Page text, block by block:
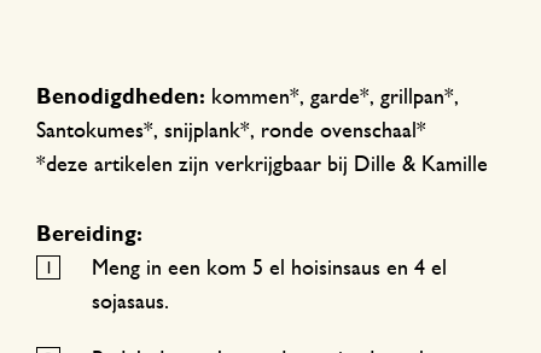
Benodigdheden: kommen*, garde*, grillpan*,
Santokumes*, snijplank*, ronde ovenschaal*
*deze artikelen zijn verkrijgbaar bij Dille & Kamille
Bereiding:
Meng in een kom 5 el hoisinsaus en 4 el
sojasaus.